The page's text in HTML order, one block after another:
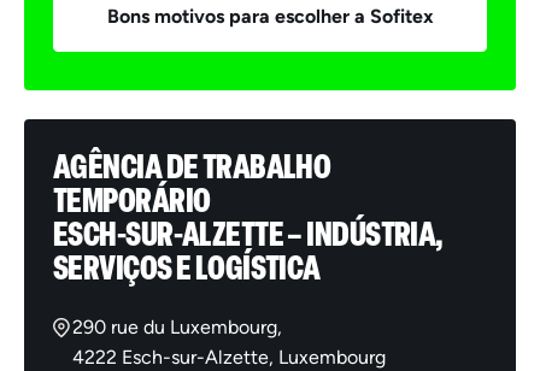
Bons motivos para escolher a Sofitex
AGÊNCIA DE TRABALHO
TEMPORÁRIO
ESCH-SUR-ALZETTE – INDÚSTRIA,
SERVIÇOS E LOGÍSTICA
290 rue du Luxembourg,
4222 Esch-sur-Alzette, Luxembourg